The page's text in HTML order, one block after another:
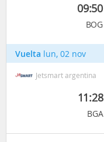
09:50
BOG
Vuelta lun, 02 nov
Jetsmart argentina
11:28
BGA